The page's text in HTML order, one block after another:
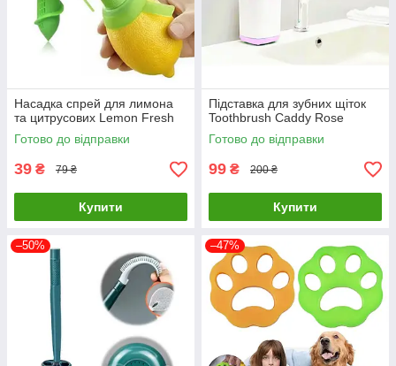
Насадка спрей для лимона
та цитрусових Lemon Fresh
Готово до відправки
39 ₴ 79 ₴
Купити
Підставка для зубних щіток
Toothbrush Caddy Rose
Готово до відправки
99 ₴ 200 ₴
Купити
–50% –47%